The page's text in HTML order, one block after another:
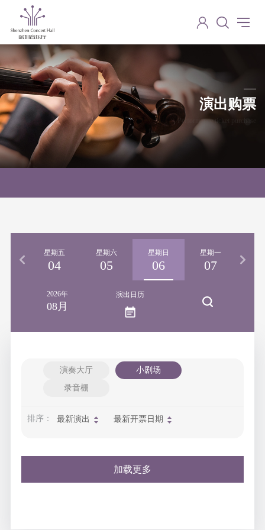
演出购票
Performance ticket purchase
星期五
04
星期六
05
星期日
06
星期一
07
2026年
08月
演出日历
演奏大厅
小剧场
录音棚
排序： 最新演出 最新开票日期
加载更多